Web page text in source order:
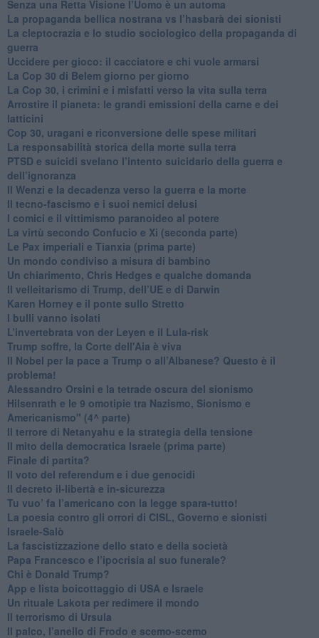
Senza una Retta Visione l’Uomo è un automa
​La propaganda bellica nostrana vs l’hasbarà dei sionisti
​La cleptocrazia e lo studio sociologico della propaganda di
guerra
​Uccidere per gioco: il cacciatore e chi vuole armarsi
​La Cop 30 di Belem giorno per giorno
La Cop 30, i crimini e i misfatti verso la vita sulla terra
Arrostire il pianeta: le grandi emissioni della carne e dei
latticini
​Cop 30, uragani e riconversione delle spese militari
La responsabilità storica della morte sulla terra
PTSD e suicidi svelano l’intento suicidario della guerra e
dell’ignoranza
Il Wenzi e la decadenza verso la guerra e la morte
​Il tecno-fascismo e i suoi nemici delusi
​I comici e il vittimismo paranoideo al potere
​La virtù secondo Confucio e Xi (seconda parte)
Le Pax imperiali e Tianxia (prima parte)
Un mondo condiviso a misura di bambino
​Un chiarimento, Chris Hedges e qualche domanda
Il velleitarismo di Trump, dell’UE e di Darwin
​Karen Horney e il ponte sullo Stretto
​I bulli vanno isolati
L’invertebrata von der Leyen e il Lula-risk
Trump soffre, la Corte dell'Aia è viva
​Il Nobel per la pace a Trump o all’Albanese? Questo è il
problema!
​Alessandro Orsini e la tetrade oscura del sionismo
​Hilsenrath e le 9 omotipie tra Nazismo, Sionismo e
Americanismo" (4^ parte)
​Il terrore di Netanyahu e la strategia della tensione
Il mito della democratica Israele (prima parte)
​Finale di partita?
​Il voto del referendum e i due genocidi
Il decreto il-libertà e in-sicurezza
Tu vuo’ fa l’americano con la legge spara-tutto!
La poesia contro gli orrori di CISL, Governo e sionisti
Israele-Salò
​La fascistizzazione dello stato e della società
Papa Francesco e l’ipocrisia al suo funerale?
​Chi è Donald Trump?
App e lista boicottaggio di USA e Israele
​Un rituale Lakota per redimere il mondo
Il terrorismo di Ursula
​Il palco, l’anello di Frodo e scemo-scemo